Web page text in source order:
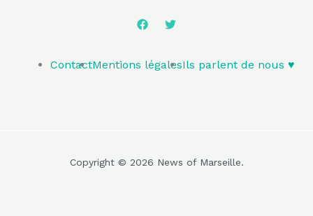
ContactMentions légalesIls parlent de nous ♥️
Copyright © 2026 News of Marseille.